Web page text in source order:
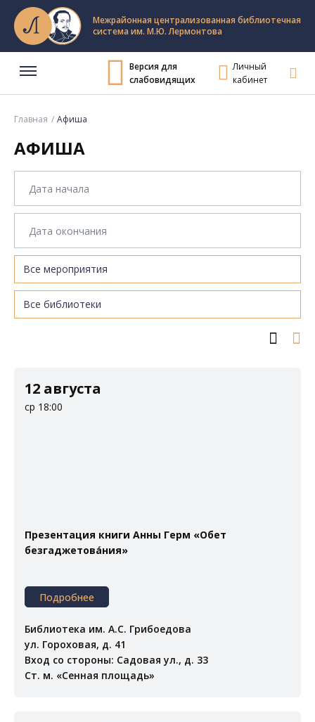
Межрайонная централизованная библиотечная
система им. М.Ю. Лермонтова
Версия для
слабовидящих
Личный
кабинет
Главная Афиша
АФИША
12 августа
ср 18:00
Презентация книги Анны Герм «Обет
безгаджетова́ния»
Подробнее
Библиотека им. А.С. Грибоедова
ул. Гороховая, д. 41
Вход со стороны: Садовая ул., д. 33
Ст. м. «Сенная площадь»